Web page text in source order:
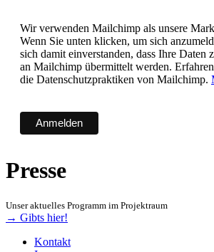
Wir verwenden Mailchimp als unsere
Wenn Sie unten klicken, um sich
sich damit einverstanden, dass Ihre Daten
an Mailchimp übermittelt werden.
die Datenschutzpraktiken von Mailchimp.
Presse
Unser aktuelles Programm im Projektraum
→ Gibts hier!
Kontakt